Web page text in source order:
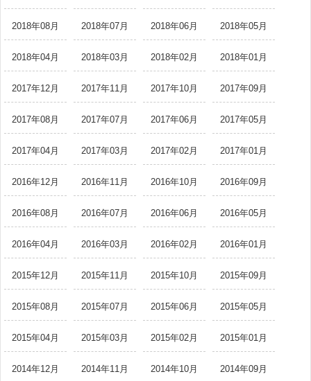
2018年08月 2018年07月 2018年06月 2018年05月
2018年04月 2018年03月 2018年02月 2018年01月
2017年12月 2017年11月 2017年10月 2017年09月
2017年08月 2017年07月 2017年06月 2017年05月
2017年04月 2017年03月 2017年02月 2017年01月
2016年12月 2016年11月 2016年10月 2016年09月
2016年08月 2016年07月 2016年06月 2016年05月
2016年04月 2016年03月 2016年02月 2016年01月
2015年12月 2015年11月 2015年10月 2015年09月
2015年08月 2015年07月 2015年06月 2015年05月
2015年04月 2015年03月 2015年02月 2015年01月
2014年12月 2014年11月 2014年10月 2014年09月